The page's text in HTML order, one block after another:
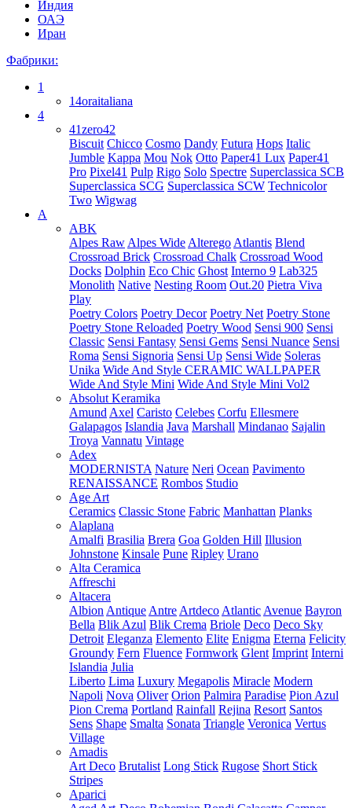
Индия
ОАЭ
Иран
Фабрики:
1
14oraitaliana
4
41zero42
Biscuit Chicco Cosmo Dandy Futura Hops Italic
Jumble Kappa Mou Nok Otto Paper41 Lux Paper41
Pro Pixel41 Pulp Rigo Solo Spectre Superclassica SCB
Superclassica SCG Superclassica SCW Technicolor
Two Wigwag
A
ABK
Alpes Raw Alpes Wide Alterego Atlantis Blend
Crossroad Brick Crossroad Chalk Crossroad Wood
Docks Dolphin Eco Chic Ghost Interno 9 Lab325
Monolith Native Nesting Room Out.20 Pietra Viva
Play
Poetry Colors Poetry Decor Poetry Net Poetry Stone
Poetry Stone Reloaded Poetry Wood Sensi 900 Sensi
Classic Sensi Fantasy Sensi Gems Sensi Nuance Sensi
Roma Sensi Signoria Sensi Up Sensi Wide Soleras
Unika Wide And Style CERAMIC WALLPAPER
Wide And Style Mini Wide And Style Mini Vol2
Absolut Keramika
Amund Axel Caristo Celebes Corfu Ellesmere
Galapagos Islandia Java Marshall Mindanao Sajalin
Troya Vannatu Vintage
Adex
MODERNISTA Nature Neri Ocean Pavimento
RENAISSANCE Rombos Studio
Age Art
Ceramics Classic Stone Fabric Manhattan Planks
Alaplana
Amalfi Brasilia Brera Goa Golden Hill Illusion
Johnstone Kinsale Pune Ripley Urano
Alta Ceramica
Affreschi
Altacera
Albion Antique Antre Artdeco Atlantic Avenue Bayron
Bella Blik Azul Blik Crema Briole Deco Deco Sky
Detroit Eleganza Elemento Elite Enigma Eterna Felicity
Groundy Fern Fluence Formwork Glent Imprint Interni
Islandia Julia
Liberto Lima Luxury Megapolis Miracle Modern
Napoli Nova Oliver Orion Palmira Paradise Pion Azul
Pion Crema Portland Rainfall Rejina Resort Santos
Sens Shape Smalta Sonata Triangle Veronica Vertus
Village
Amadis
Art Deco Brutalist Long Stick Rugose Short Stick
Stripes
Aparici